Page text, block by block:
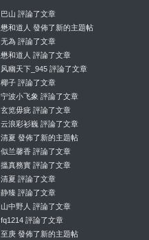
巴山 評論了文章
懋和道人 發佈了新的主題帖
无為 評論了文章
懋和道人 評論了文章
风幽天下_945 評論了文章
椰子 評論了文章
宁波小飞象 評論了文章
玄览毋疵 評論了文章
云浪彩衫巍 評論了文章
清夏 發佈了新的主題帖
似兰馨香 評論了文章
搵真務實 評論了文章
清夏 評論了文章
静臻 評論了文章
山中野人 評論了文章
fq1214 評論了文章
至庚 發佈了新的主題帖